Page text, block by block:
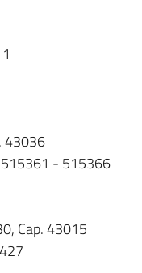
43036
- 515366
Cap. 43015